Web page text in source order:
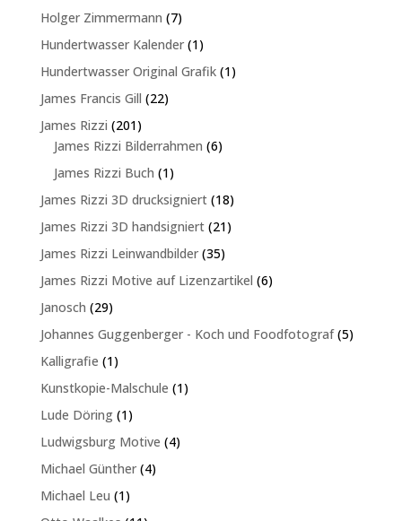
Holger Zimmermann 77
Produkte
Hundertwasser Kalender 11
Produkt
Hundertwasser Original Grafik 11
James Francis Gill 2222
James Rizzi 201201
Produkte
James Rizzi Bilderrahmen 66
James Rizzi Buch 11
Produkt
James Rizzi 3D drucksigniert 1818
Produkte
James Rizzi 3D handsigniert 2121
James Rizzi Leinwandbilder 3535
Produkte
James Rizzi Motive auf Lizenzartikel 66
Janosch 2929
Produkte
Johannes Guggenberger - Koch und Foodfotograf 55
Kalligrafie 11
Produkt
Kunstkopie-Malschule 11
Lude Döring 11
Produkt
Ludwigsburg Motive 44
Michael Günther 44
Michael Leu 11
Produkt